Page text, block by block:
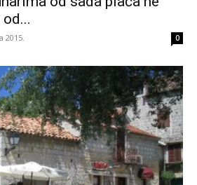
2015. 0